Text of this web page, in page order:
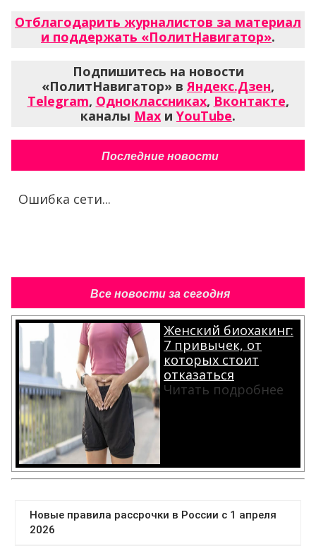
Отблагодарить журналистов за материал
и поддержать «ПолитНавигатор».
Подпишитесь на новости
«ПолитНавигатор» в Яндекс.Дзен,
Telegram, Одноклассниках, Вконтакте,
каналы Max и YouTube.
Последние новости
Ошибка сети...
Все новости за сегодня
Женский биохакинг:
7 привычек, от
которых стоит
отказаться
Читать подробнее